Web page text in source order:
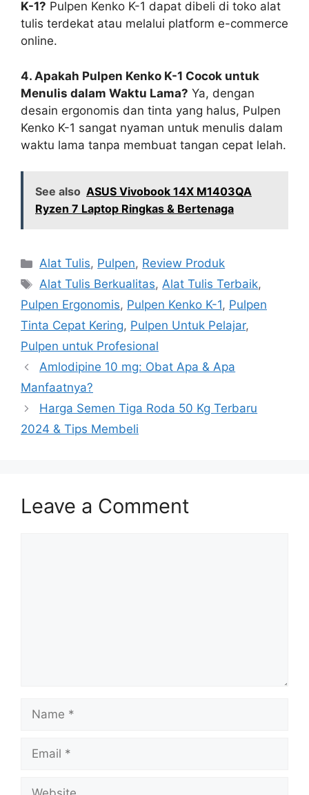
K-1? Pulpen Kenko K-1 dapat dibeli di toko alat
tulis terdekat atau melalui platform e-commerce
online.
4. Apakah Pulpen Kenko K-1 Cocok untuk
Menulis dalam Waktu Lama? Ya, dengan
desain ergonomis dan tinta yang halus, Pulpen
Kenko K-1 sangat nyaman untuk menulis dalam
waktu lama tanpa membuat tangan cepat lelah.
See also ASUS Vivobook 14X M1403QA
Ryzen 7 Laptop Ringkas & Bertenaga
Categories
Alat Tulis, Pulpen, Review Produk
Tags
Alat Tulis Berkualitas,Alat Tulis Terbaik,
Pulpen Ergonomis, Pulpen Kenko K-1, Pulpen
Tinta Cepat Kering, Pulpen Untuk Pelajar,
Pulpen untuk Profesional
Amlodipine 10 mg: Obat Apa & Apa
Manfaatnya?
Harga Semen Tiga Roda 50 Kg Terbaru
2024 & Tips Membeli
Leave a Comment
Name
Email
Website